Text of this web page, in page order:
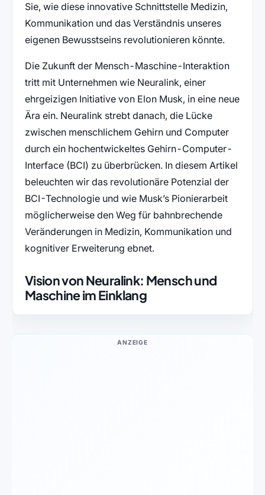
Sie, wie diese innovative Schnittstelle Medizin,
Kommunikation und das Verständnis unseres
eigenen Bewusstseins revolutionieren könnte.
Die Zukunft der Mensch-Maschine-Interaktion
tritt mit Unternehmen wie Neuralink, einer
ehrgeizigen Initiative von Elon Musk, in eine neue
Ära ein. Neuralink strebt danach, die Lücke
zwischen menschlichem Gehirn und Computer
durch ein hochentwickeltes Gehirn-Computer-
Interface (BCI) zu überbrücken. In diesem Artikel
beleuchten wir das revolutionäre Potenzial der
BCI-Technologie und wie Musk’s Pionierarbeit
möglicherweise den Weg für bahnbrechende
Veränderungen in Medizin, Kommunikation und
kognitiver Erweiterung ebnet.
Vision von Neuralink: Mensch und
Maschine im Einklang
ANZEIGE